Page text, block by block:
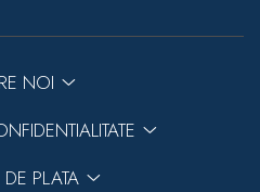
NOI
PLATA